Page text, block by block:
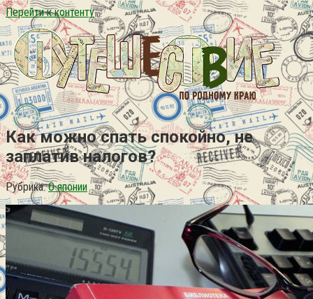
Перейти к контенту
Как можно спать спокойно, не
заплатив налогов?
Рубрика: О японии